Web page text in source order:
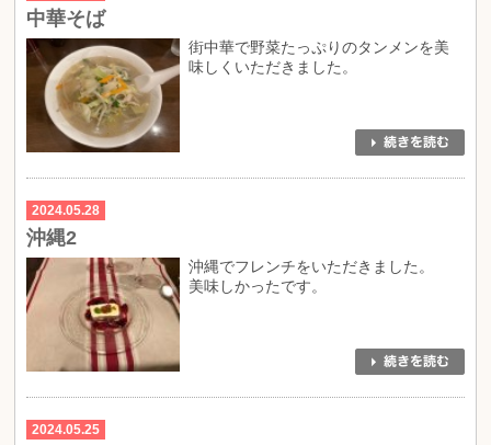
中華そば
街中華で野菜たっぷりのタンメンを美
味しくいただきました。
2024.05.28
沖縄2
沖縄でフレンチをいただきました。
美味しかったです。
2024.05.25